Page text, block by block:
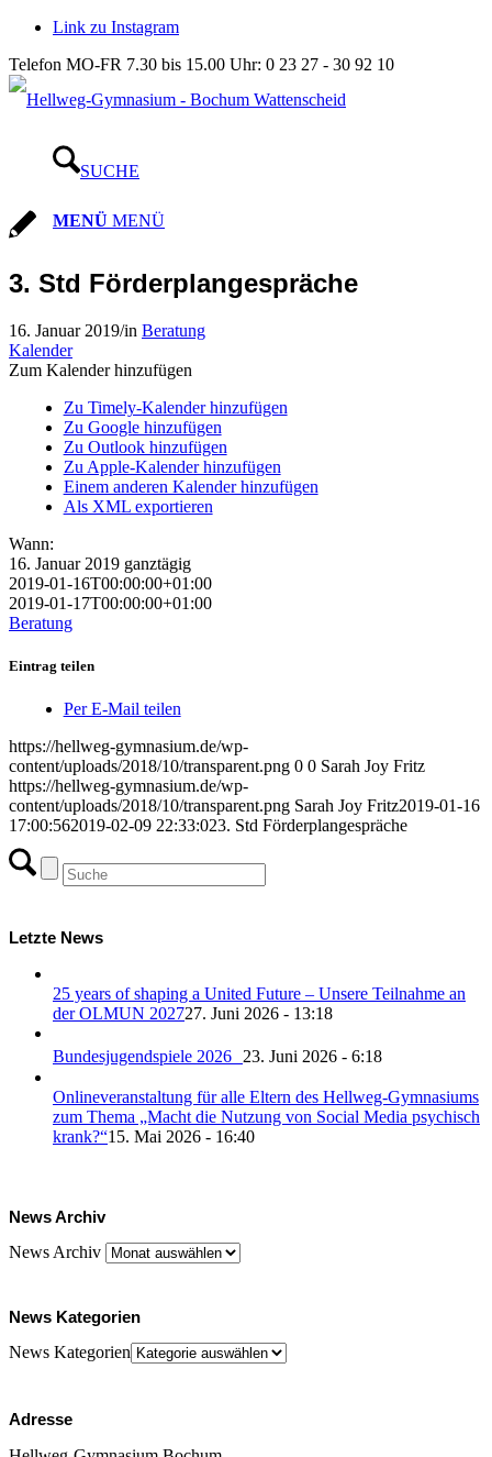
Link zu Instagram
Telefon MO-FR 7.30 bis 15.00 Uhr: 0 23 27 - 30 92 10
SUCHE
MENÜ MENÜ
3. Std Förderplangespräche
16. Januar 2019/in Beratung
Kalender
Zum Kalender hinzufügen
Zu Timely-Kalender hinzufügen
Zu Google hinzufügen
Zu Outlook hinzufügen
Zu Apple-Kalender hinzufügen
Einem anderen Kalender hinzufügen
Als XML exportieren
Wann:
16. Januar 2019 ganztägig
2019-01-16T00:00:00+01:00
2019-01-17T00:00:00+01:00
Beratung
Eintrag teilen
Per E-Mail teilen
https://hellweg-gymnasium.de/wp-
content/uploads/2018/10/transparent.png 0 0 Sarah Joy Fritz
https://hellweg-gymnasium.de/wp-
content/uploads/2018/10/transparent.png Sarah Joy Fritz2019-01-16
17:00:562019-02-09 22:33:023. Std Förderplangespräche
Letzte News
25 years of shaping a United Future – Unsere Teilnahme an
der OLMUN 202727. Juni 2026 - 13:18
Bundesjugendspiele 2026 23. Juni 2026 - 6:18
Onlineveranstaltung für alle Eltern des Hellweg-Gymnasiums
zum Thema „Macht die Nutzung von Social Media psychisch
krank?“15. Mai 2026 - 16:40
News Archiv
News Archiv
News Kategorien
News Kategorien
Adresse